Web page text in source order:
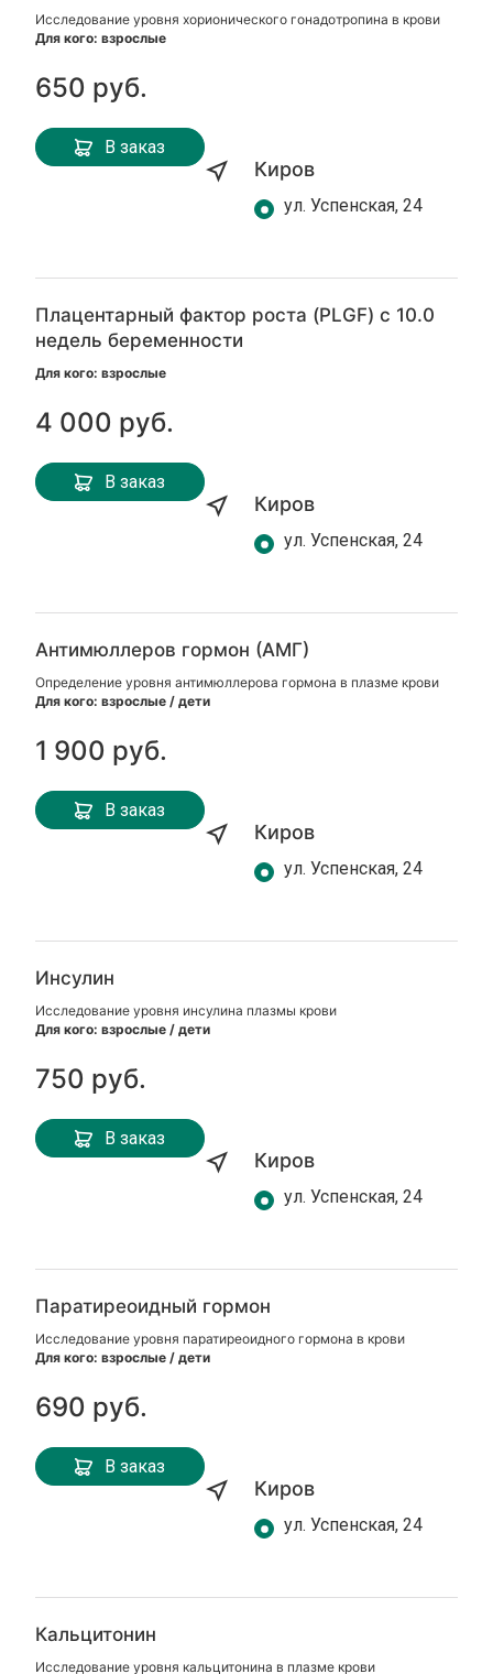
Исследование уровня хорионического гонадотропина в крови
Для кого: взрослые
650 руб.
В заказ
Киров
ул. Успенская, 24
Плацентарный фактор роста (PLGF) с 10.0
недель беременности
Для кого: взрослые
4 000 руб.
В заказ
Киров
ул. Успенская, 24
Антимюллеров гормон (АМГ)
Определение уровня антимюллерова гормона в плазме крови
Для кого: взрослые / дети
1 900 руб.
В заказ
Киров
ул. Успенская, 24
Инсулин
Исследование уровня инсулина плазмы крови
Для кого: взрослые / дети
750 руб.
В заказ
Киров
ул. Успенская, 24
Паратиреоидный гормон
Исследование уровня паратиреоидного гормона в крови
Для кого: взрослые / дети
690 руб.
В заказ
Киров
ул. Успенская, 24
Кальцитонин
Исследование уровня кальцитонина в плазме крови